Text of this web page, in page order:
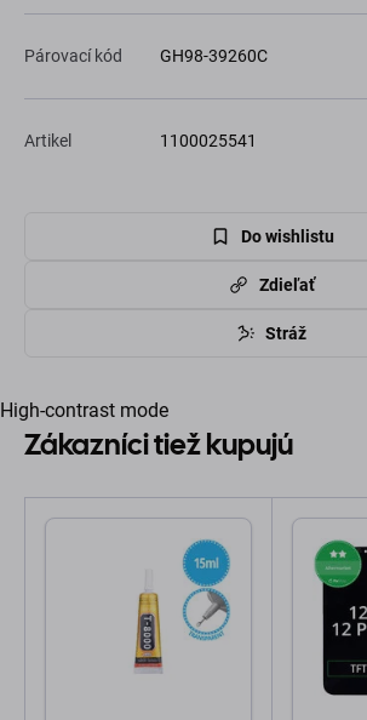
Párovací kód GH98-39260C
Artikel 1100025541
Do wishlistu
Zdieľať
Stráž
High-contrast mode
Zákazníci tiež kupujú